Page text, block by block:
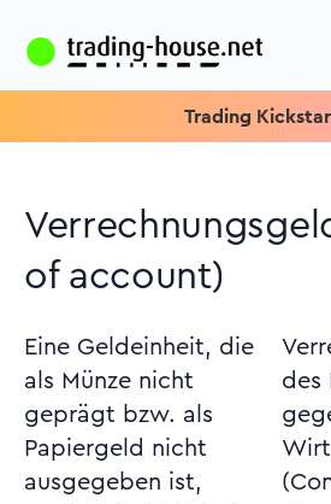
Trading Kickstart:
of account)
Eine Geldeinheit, die
als Münze nicht
geprägt bzw. als
Papiergeld nicht
ausgegeben ist,
Verrechnungssystem
des Rates für
gegenseitige
Wirtschaftshilfe
(Comecon) der